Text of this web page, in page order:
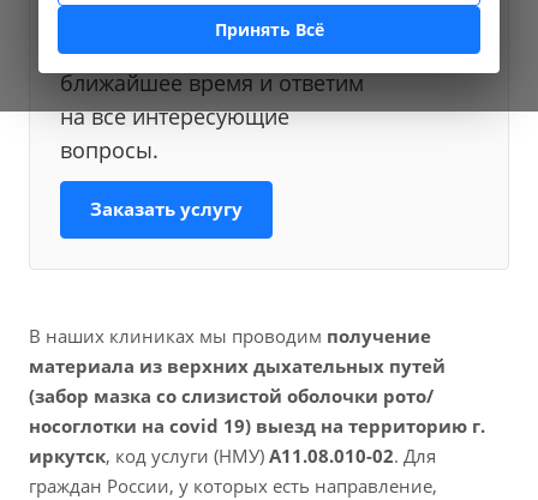
Оформите заявку на сайте,
мы свяжемся с вами в
ближайшее время и ответим
на все интересующие
вопросы.
Заказать услугу
В наших клиниках мы проводим получение
материала из верхних дыхательных путей
(забор мазка со слизистой оболочки рото/
носоглотки на covid 19) выезд на территорию г.
иркутск, код услуги (НМУ) A11.08.010-02. Для
граждан России, у которых есть направление,
Принять Всё